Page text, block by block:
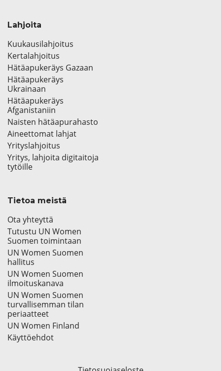
Lahjoita
Kuukausilahjoitus
Kertalahjoitus
Hätäapukeräys Gazaan
Hätäapukeräys
Ukrainaan
Hätäapukeräys
Afganistaniin
Naisten hätäapurahasto
Aineettomat lahjat
Yrityslahjoitus
Yritys, lahjoita digitaitoja
tytöille
Tietoa meistä
Ota yhteyttä
Tutustu UN Women
Suomen toimintaan
UN Women Suomen
hallitus
UN Women Suomen
ilmoituskanava
UN Women Suomen
turvallisemman tilan
periaatteet
UN Women Finland
Käyttöehdot